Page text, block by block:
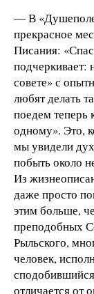
― В
прекрасное
Писания:
подчеркивает:
совете» с
любят делать
поедем теперь
одному». Это,
мы увидели
побыть около
Из
даже просто
этим больше,
преподобных
Рыльского,
человек,
отличается от